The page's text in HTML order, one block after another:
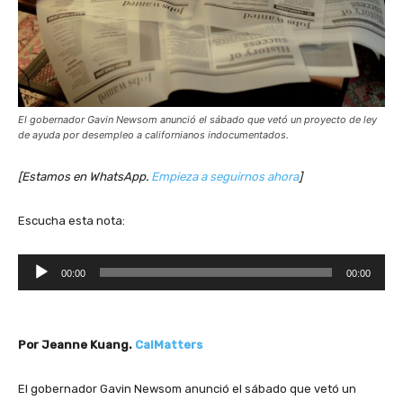
El gobernador Gavin Newsom anunció el sábado que vetó un proyecto de ley
de ayuda por desempleo a californianos indocumentados.
[Estamos en WhatsApp. Empieza a seguirnos ahora]
Escucha esta nota:
o
u
00:00 00:00
Por Jeanne Kuang. CalMatters
El gobernador Gavin Newsom anunció el sábado que vetó un